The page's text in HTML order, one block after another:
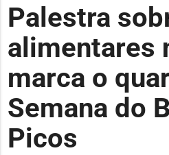
Palestra
alimentares
marca o
Semana do
Picos